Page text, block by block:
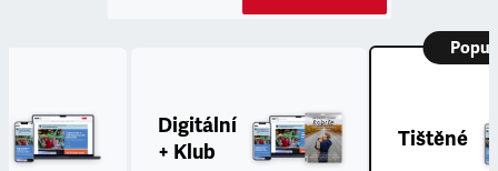
Digitální
+ Klub
Tištěné